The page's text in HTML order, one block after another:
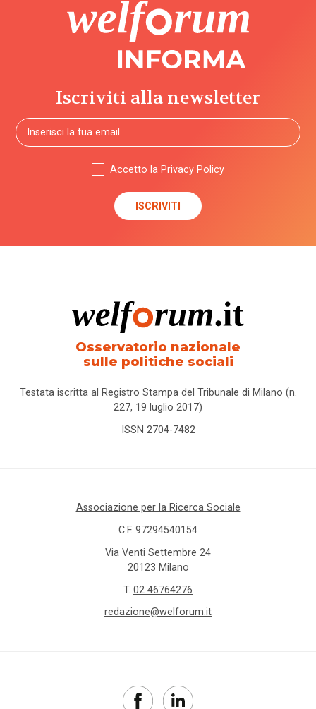
Iscriviti alla newsletter
Accetto la Privacy Policy
Osservatorio nazionale
sulle politiche sociali
Testata iscritta al Registro Stampa del Tribunale di Milano (n.
227, 19 luglio 2017)
ISSN 2704-7482
Associazione per la Ricerca Sociale
C.F. 97294540154
Via Venti Settembre 24
20123 Milano
T. 02 46764276
redazione@welforum.it